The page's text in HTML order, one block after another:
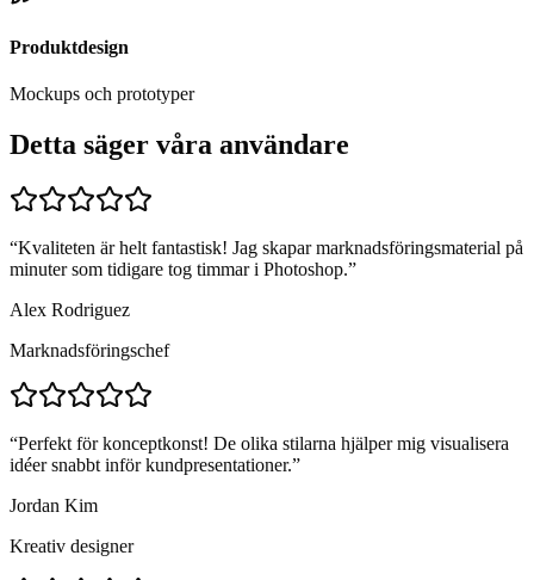
Produktdesign
Mockups och prototyper
Detta säger våra användare
“Kvaliteten är helt fantastisk! Jag skapar marknadsföringsmaterial på
minuter som tidigare tog timmar i Photoshop.”
Alex Rodriguez
Marknadsföringschef
“Perfekt för konceptkonst! De olika stilarna hjälper mig visualisera
idéer snabbt inför kundpresentationer.”
Jordan Kim
Kreativ designer